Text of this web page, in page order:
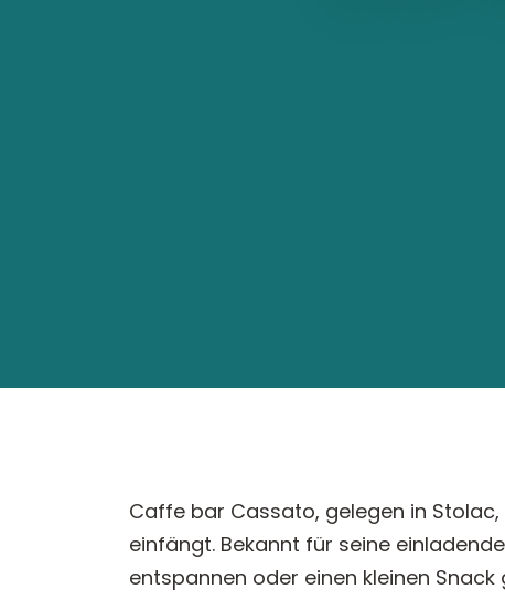
Caffe bar Cassato, gelegen in
einfängt. Bekannt für seine
entspannen oder einen kleinen